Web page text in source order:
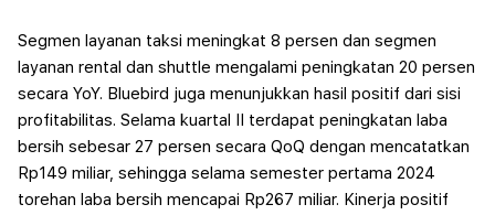
Segmen layanan taksi meningkat 8 persen dan segmen
layanan rental dan shuttle mengalami peningkatan 20 persen
secara YoY. Bluebird juga menunjukkan hasil positif dari sisi
profitabilitas. Selama kuartal II terdapat peningkatan laba
bersih sebesar 27 persen secara QoQ dengan mencatatkan
Rp149 miliar, sehingga selama semester pertama 2024
torehan laba bersih mencapai Rp267 miliar. Kinerja positif